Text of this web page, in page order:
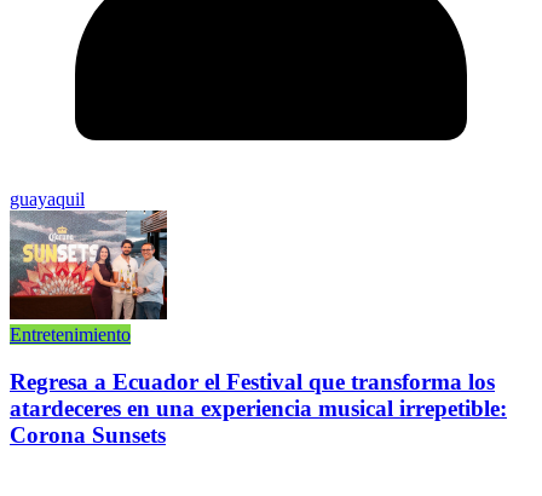
guayaquil
Entretenimiento
Regresa a Ecuador el Festival que transforma los
atardeceres en una experiencia musical irrepetible:
Corona Sunsets